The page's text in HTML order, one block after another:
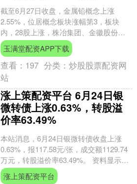
截至6月27日收盘，金属铅概念上涨
2.55%，位居概念板块涨幅第3，板块
内，28股上涨，株冶集团、金徽股份等
涨停，锡业股份、西藏珠峰、西部矿业
等涨幅居前，分别上....
玉满堂配资APP下载
查看： 197 分类：炒股股票配资网
站
涨上策配资平台 6月24日银
微转债上涨0.63%，转股溢
价率63.49%
本站消息，6月24日银微转债收盘上涨
0.63%，报117.58元/张，成交额1129.74
万元，转股溢价率63.49%。 资料显示，
银微转债信用级别为“A+”，....
涨上策配资平台